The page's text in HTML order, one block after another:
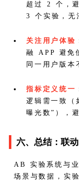
超过 2 个，
3 个实验，无
关注用户体验
融 APP 避免
同一用户版本
指标定义统一
逻辑需一致
曝光数”），
六、总结：联
AB 实验系统与
场景与数据，实